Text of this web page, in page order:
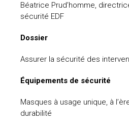
Béatrice Prud’homme,
sécurité EDF
Dossier
Assurer la sécurité des
Équipements de sécurité
Masques à usage unique, à
durabilité